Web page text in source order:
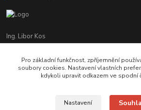
Ing. Libor Kos
+420 601 555 225
(Po-Pá: 8-17:00 hod.)
info@infrasystemy.cz
Pro základní funkčnost, zpříjemnění
soubory cookies. Nastavení vlastních
kdykoli upravit odkazem ve spodní
Nastavení